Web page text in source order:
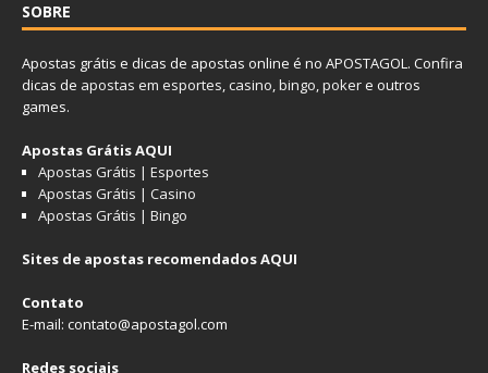
SOBRE
Apostas grátis e dicas de apostas online é no APOSTAGOL. Confira
dicas de apostas em esportes,casino,bingo,pokere outros
games.
Apostas Grátis AQUI
Apostas Grátis | Esportes
Apostas Grátis | Casino
Apostas Grátis | Bingo
Sites de apostas recomendados AQUI
Contato
E-mail: contato@apostagol.com
Redes sociais